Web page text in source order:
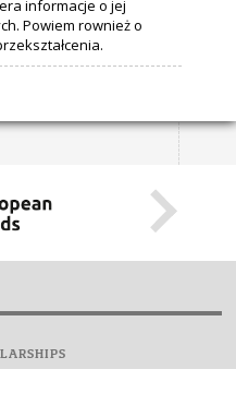
informacje o jej
Powiem rownież o